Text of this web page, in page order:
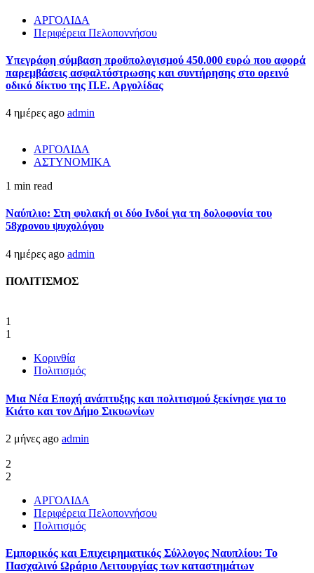
ΑΡΓΟΛΙΔΑ
Περιφέρεια Πελοποννήσου
Υπεγράφη σύμβαση προϋπολογισμού 450.000 ευρώ που αφορά
παρεμβάσεις ασφαλτόστρωσης και συντήρησης στο ορεινό
οδικό δίκτυο της Π.Ε. Αργολίδας
4 ημέρες ago admin
ΑΡΓΟΛΙΔΑ
ΑΣΤΥΝΟΜΙΚΑ
1 min read
Ναύπλιο: Στη φυλακή οι δύο Ινδοί για τη δολοφονία του
58χρονου ψυχολόγου
4 ημέρες ago admin
ΠΟΛΙΤΙΣΜΟΣ
1
1
Κορινθία
Πολιτισμός
Μια Νέα Εποχή ανάπτυξης και πολιτισμού ξεκίνησε για το
Κιάτο και τον Δήμο Σικυωνίων
2 μήνες ago admin
2
2
ΑΡΓΟΛΙΔΑ
Περιφέρεια Πελοποννήσου
Πολιτισμός
Εμπορικός και Επιχειρηματικός Σύλλογος Ναυπλίου: Το
Πασχαλινό Ωράριο Λειτουργίας των καταστημάτων